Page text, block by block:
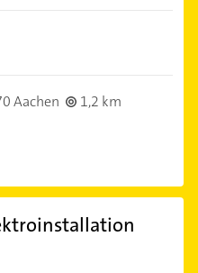
Aachen
1,2 km